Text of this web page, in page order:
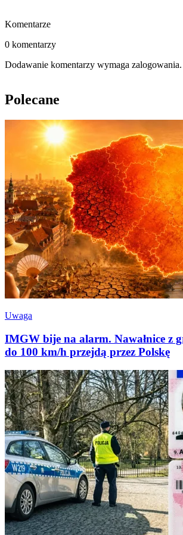
Komentarze
0 komentarzy
Dodawanie komentarzy wymaga zalogowania.
Polecane
Uwaga
IMGW bije na alarm. Nawałnice z
do 100 km/h przejdą przez Polskę